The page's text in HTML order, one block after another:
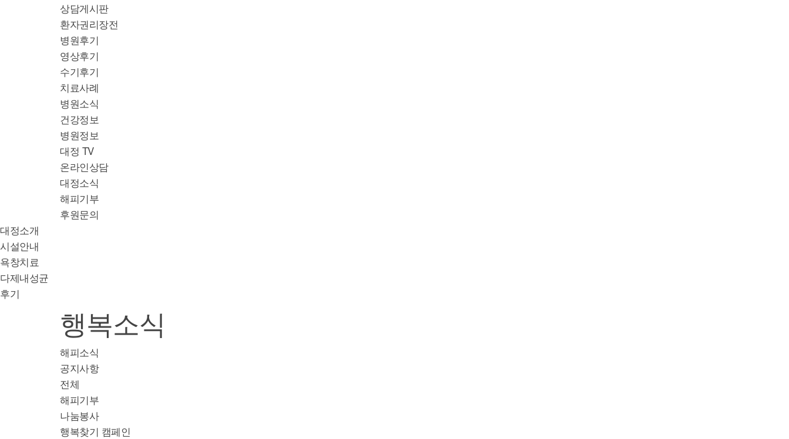
상담게시판
환자권리장전
병원후기
영상후기
수기후기
치료사례
병원소식
건강정보
병원정보
대정 TV
온라인상담
대정소식
해피기부
후원문의
대정소개
시설안내
욕창치료
다제내성균
후기
행복소식
해피소식
공지사항
전체
해피기부
나눔봉사
행복찾기 캠페인